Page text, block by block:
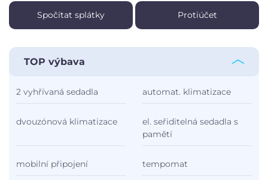
Spočítat splátky Protiúčet
TOP výbava
2 vyhřívaná sedadla automat. klimatizace
dvouzónová klimatizace
el. seřiditelná sedadla s
pamětí
mobilní připojení tempomat